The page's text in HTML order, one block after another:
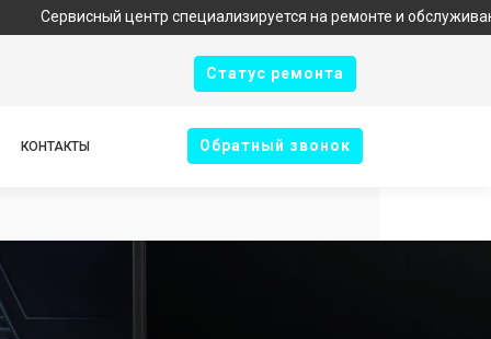
центр специализируется на ремонте и обслуживании
Cтатус ремонта
КОНТАКТЫ Oбратный звонок